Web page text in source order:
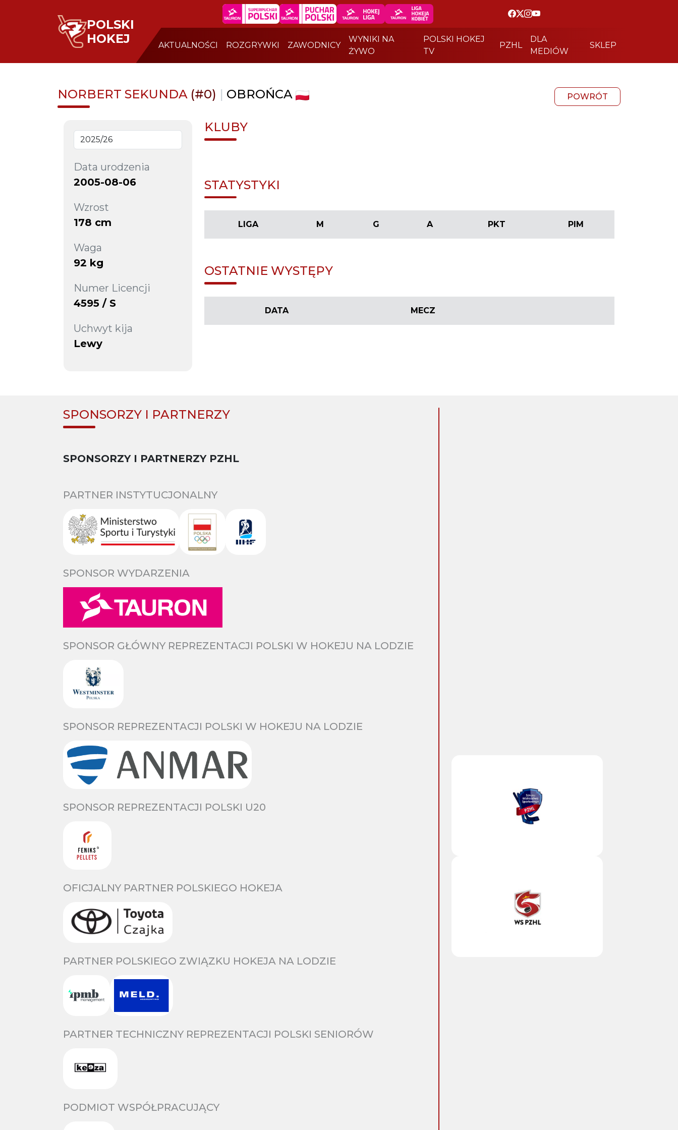
POLSKI
HOKEJ
AKTUALNOŚCI ROZGRYWKI ZAWODNICY
WYNIKI NA
ŻYWO
POLSKI HOKEJ
TV
PZHL
DLA
MEDIÓW
SKLEP
NORBERT SEKUNDA (#0) | OBROŃCA POWRÓT
Data urodzenia
2005-08-06
Wzrost
178 cm
Waga
92 kg
Numer Licencji
4595 / S
Uchwyt kija
Lewy
KLUBY
STATYSTYKI
LIGA M G A PKT PIM
OSTATNIE WYSTĘPY
DATA MECZ
SPONSORZY I PARTNERZY
SPONSORZY I PARTNERZY PZHL
PARTNER INSTYTUCJONALNY
SPONSOR WYDARZENIA
SPONSOR GŁÓWNY REPREZENTACJI POLSKI W HOKEJU NA LODZIE
SPONSOR REPREZENTACJI POLSKI W HOKEJU NA LODZIE
SPONSOR REPREZENTACJI POLSKI U20
OFICJALNY PARTNER POLSKIEGO HOKEJA
PARTNER POLSKIEGO ZWIĄZKU HOKEJA NA LODZIE
PARTNER TECHNICZNY REPREZENTACJI POLSKI SENIORÓW
PODMIOT WSPÓŁPRACUJĄCY